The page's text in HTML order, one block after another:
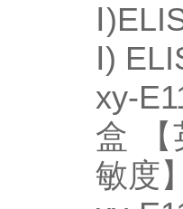
Ⅰ)
xy-
盒 【
敏度